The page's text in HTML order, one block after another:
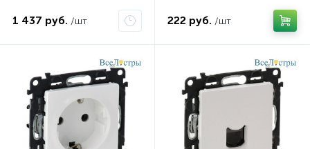
1 437 руб. /шт 222 руб. /шт